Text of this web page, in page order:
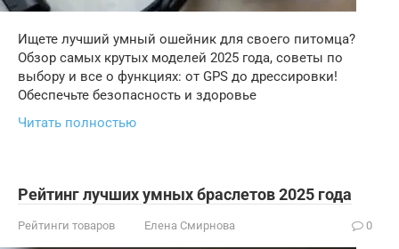
Ищете лучший умный ошейник для своего питомца?
Обзор самых крутых моделей 2025 года, советы по
выбору и все о функциях: от GPS до дрессировки!
Обеспечьте безопасность и здоровье
Читать полностью
Рейтинг лучших умных браслетов 2025 года
Рейтинги товаров Елена Смирнова 0